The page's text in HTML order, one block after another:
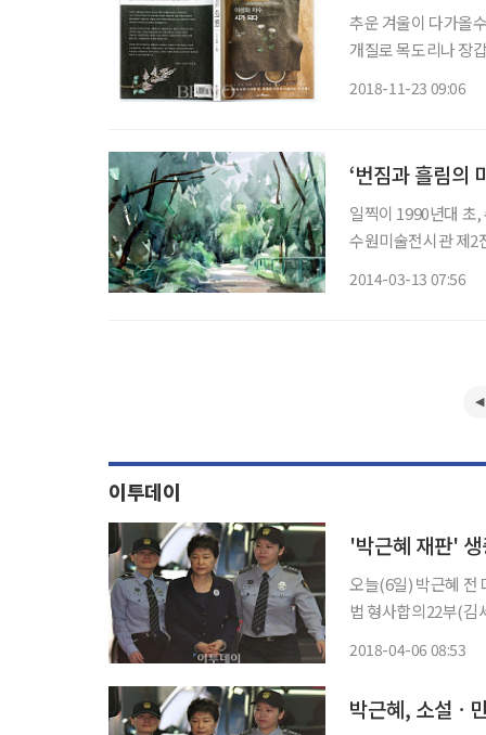
추운 겨울이 다가올
개질로 목도리나 장
2018-11-23 09:06
‘번짐과 흘림의
일찍이 1990년대 초
수원미술전시관 제2전시실에서 열리고
2014-03-13 07:56
이투데이
'박근혜 재판'
오늘(6일) 박근혜 전 대
법 형사합의22부(김
2018-04-06 08:53
박근혜, 소설ㆍ